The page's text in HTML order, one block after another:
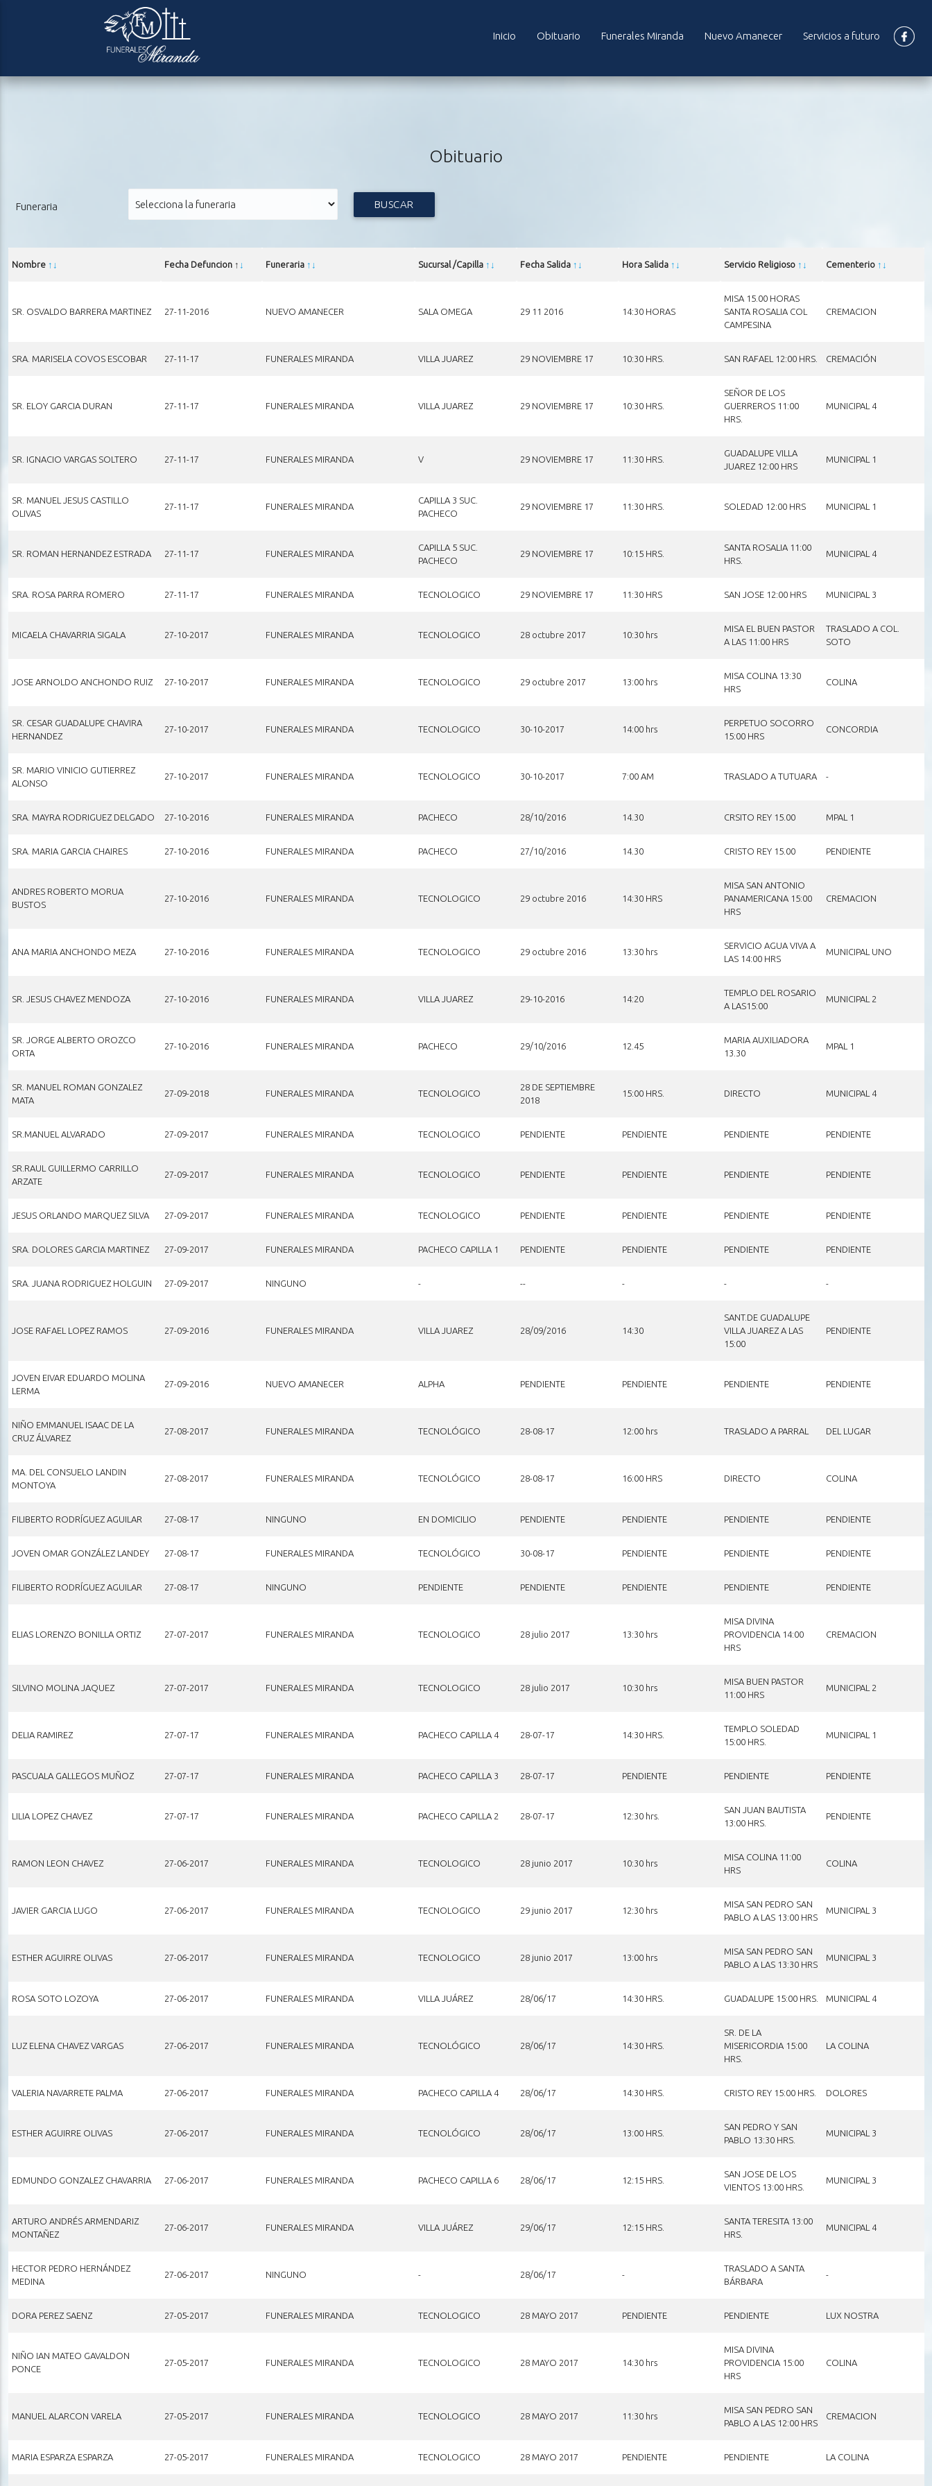
Inicio Obituario Funerales Miranda Nuevo Amanecer Servicios a futuro
Obituario
Funeraria BUSCAR
Nombre ↑ ↓ Fecha Defuncion ↑ ↓ Funeraria ↑ ↓ Sucursal /Capilla ↑ ↓ Fecha Salida ↑ ↓ Hora Salida ↑ ↓ Servicio Religioso ↑ ↓ Cementerio ↑ ↓
SR. OSVALDO BARRERA MARTINEZ 27-11-2016 NUEVO AMANECER SALA OMEGA 29 11 2016 14:30 HORAS
MISA 15.00 HORAS
SANTA ROSALIA COL
CAMPESINA
CREMACION
SRA. MARISELA COVOS ESCOBAR 27-11-17 FUNERALES MIRANDA VILLA JUAREZ 29 NOVIEMBRE 17 10:30 HRS. SAN RAFAEL 12:00 HRS. CREMACIÓN
SR. ELOY GARCIA DURAN 27-11-17 FUNERALES MIRANDA VILLA JUAREZ 29 NOVIEMBRE 17 10:30 HRS.
SEÑOR DE LOS
GUERREROS 11:00
HRS.
MUNICIPAL 4
SR. IGNACIO VARGAS SOLTERO 27-11-17 FUNERALES MIRANDA V 29 NOVIEMBRE 17 11:30 HRS.
GUADALUPE VILLA
JUAREZ 12:00 HRS
MUNICIPAL 1
SR. MANUEL JESUS CASTILLO
OLIVAS
27-11-17 FUNERALES MIRANDA
CAPILLA 3 SUC.
PACHECO
29 NOVIEMBRE 17 11:30 HRS. SOLEDAD 12:00 HRS MUNICIPAL 1
SR. ROMAN HERNANDEZ ESTRADA 27-11-17 FUNERALES MIRANDA
CAPILLA 5 SUC.
PACHECO
29 NOVIEMBRE 17 10:15 HRS.
SANTA ROSALIA 11:00
HRS.
MUNICIPAL 4
SRA. ROSA PARRA ROMERO 27-11-17 FUNERALES MIRANDA TECNOLOGICO 29 NOVIEMBRE 17 11:30 HRS SAN JOSE 12:00 HRS MUNICIPAL 3
MICAELA CHAVARRIA SIGALA 27-10-2017 FUNERALES MIRANDA TECNOLOGICO 28 octubre 2017 10:30 hrs
MISA EL BUEN PASTOR
A LAS 11:00 HRS
TRASLADO A COL.
SOTO
JOSE ARNOLDO ANCHONDO RUIZ 27-10-2017 FUNERALES MIRANDA TECNOLOGICO 29 octubre 2017 13:00 hrs
MISA COLINA 13:30
HRS
COLINA
SR. CESAR GUADALUPE CHAVIRA
HERNANDEZ
27-10-2017 FUNERALES MIRANDA TECNOLOGICO 30-10-2017 14:00 hrs
PERPETUO SOCORRO
15:00 HRS
CONCORDIA
SR. MARIO VINICIO GUTIERREZ
ALONSO
27-10-2017 FUNERALES MIRANDA TECNOLOGICO 30-10-2017 7:00 AM TRASLADO A TUTUARA -
SRA. MAYRA RODRIGUEZ DELGADO 27-10-2016 FUNERALES MIRANDA PACHECO 28/10/2016 14.30 CRSITO REY 15.00 MPAL 1
SRA. MARIA GARCIA CHAIRES 27-10-2016 FUNERALES MIRANDA PACHECO 27/10/2016 14.30 CRISTO REY 15.00 PENDIENTE
ANDRES ROBERTO MORUA
BUSTOS
27-10-2016 FUNERALES MIRANDA TECNOLOGICO 29 octubre 2016 14:30 HRS
MISA SAN ANTONIO
PANAMERICANA 15:00
HRS
CREMACION
ANA MARIA ANCHONDO MEZA 27-10-2016 FUNERALES MIRANDA TECNOLOGICO 29 octubre 2016 13:30 hrs
SERVICIO AGUA VIVA A
LAS 14:00 HRS
MUNICIPAL UNO
SR. JESUS CHAVEZ MENDOZA 27-10-2016 FUNERALES MIRANDA VILLA JUAREZ 29-10-2016 14:20
TEMPLO DEL ROSARIO
A LAS15:00
MUNICIPAL 2
SR. JORGE ALBERTO OROZCO
ORTA
27-10-2016 FUNERALES MIRANDA PACHECO 29/10/2016 12.45
MARIA AUXILIADORA
13.30
MPAL 1
SR. MANUEL ROMAN GONZALEZ
MATA
27-09-2018 FUNERALES MIRANDA TECNOLOGICO
28 DE SEPTIEMBRE
2018
15:00 HRS. DIRECTO MUNICIPAL 4
SR.MANUEL ALVARADO 27-09-2017 FUNERALES MIRANDA TECNOLOGICO PENDIENTE PENDIENTE PENDIENTE PENDIENTE
SR.RAUL GUILLERMO CARRILLO
ARZATE
27-09-2017 FUNERALES MIRANDA TECNOLOGICO PENDIENTE PENDIENTE PENDIENTE PENDIENTE
JESUS ORLANDO MARQUEZ SILVA 27-09-2017 FUNERALES MIRANDA TECNOLOGICO PENDIENTE PENDIENTE PENDIENTE PENDIENTE
SRA. DOLORES GARCIA MARTINEZ 27-09-2017 FUNERALES MIRANDA PACHECO CAPILLA 1 PENDIENTE PENDIENTE PENDIENTE PENDIENTE
SRA. JUANA RODRIGUEZ HOLGUIN 27-09-2017 NINGUNO - -- - - -
JOSE RAFAEL LOPEZ RAMOS 27-09-2016 FUNERALES MIRANDA VILLA JUAREZ 28/09/2016 14:30
SANT.DE GUADALUPE
VILLA JUAREZ A LAS
15:00
PENDIENTE
JOVEN EIVAR EDUARDO MOLINA
LERMA
27-09-2016 NUEVO AMANECER ALPHA PENDIENTE PENDIENTE PENDIENTE PENDIENTE
NIÑO EMMANUEL ISAAC DE LA
CRUZ ÁLVAREZ
27-08-2017 FUNERALES MIRANDA TECNOLÓGICO 28-08-17 12:00 hrs TRASLADO A PARRAL DEL LUGAR
MA. DEL CONSUELO LANDIN
MONTOYA
27-08-2017 FUNERALES MIRANDA TECNOLÓGICO 28-08-17 16:00 HRS DIRECTO COLINA
FILIBERTO RODRÍGUEZ AGUILAR 27-08-17 NINGUNO EN DOMICILIO PENDIENTE PENDIENTE PENDIENTE PENDIENTE
JOVEN OMAR GONZÁLEZ LANDEY 27-08-17 FUNERALES MIRANDA TECNOLÓGICO 30-08-17 PENDIENTE PENDIENTE PENDIENTE
FILIBERTO RODRÍGUEZ AGUILAR 27-08-17 NINGUNO PENDIENTE PENDIENTE PENDIENTE PENDIENTE PENDIENTE
ELIAS LORENZO BONILLA ORTIZ 27-07-2017 FUNERALES MIRANDA TECNOLOGICO 28 julio 2017 13:30 hrs
MISA DIVINA
PROVIDENCIA 14:00
HRS
CREMACION
SILVINO MOLINA JAQUEZ 27-07-2017 FUNERALES MIRANDA TECNOLOGICO 28 julio 2017 10:30 hrs
MISA BUEN PASTOR
11:00 HRS
MUNICIPAL 2
DELIA RAMIREZ 27-07-17 FUNERALES MIRANDA PACHECO CAPILLA 4 28-07-17 14:30 HRS.
TEMPLO SOLEDAD
15:00 HRS.
MUNICIPAL 1
PASCUALA GALLEGOS MUÑOZ 27-07-17 FUNERALES MIRANDA PACHECO CAPILLA 3 28-07-17 PENDIENTE PENDIENTE PENDIENTE
LILIA LOPEZ CHAVEZ 27-07-17 FUNERALES MIRANDA PACHECO CAPILLA 2 28-07-17 12:30 hrs.
SAN JUAN BAUTISTA
13:00 HRS.
PENDIENTE
RAMON LEON CHAVEZ 27-06-2017 FUNERALES MIRANDA TECNOLOGICO 28 junio 2017 10:30 hrs
MISA COLINA 11:00
HRS
COLINA
JAVIER GARCIA LUGO 27-06-2017 FUNERALES MIRANDA TECNOLOGICO 29 junio 2017 12:30 hrs
MISA SAN PEDRO SAN
PABLO A LAS 13:00 HRS
MUNICIPAL 3
ESTHER AGUIRRE OLIVAS 27-06-2017 FUNERALES MIRANDA TECNOLOGICO 28 junio 2017 13:00 hrs
MISA SAN PEDRO SAN
PABLO A LAS 13:30 HRS
MUNICIPAL 3
ROSA SOTO LOZOYA 27-06-2017 FUNERALES MIRANDA VILLA JUÁREZ 28/06/17 14:30 HRS. GUADALUPE 15:00 HRS. MUNICIPAL 4
LUZ ELENA CHAVEZ VARGAS 27-06-2017 FUNERALES MIRANDA TECNOLÓGICO 28/06/17 14:30 HRS.
SR. DE LA
MISERICORDIA 15:00
HRS.
LA COLINA
VALERIA NAVARRETE PALMA 27-06-2017 FUNERALES MIRANDA PACHECO CAPILLA 4 28/06/17 14:30 HRS. CRISTO REY 15:00 HRS. DOLORES
ESTHER AGUIRRE OLIVAS 27-06-2017 FUNERALES MIRANDA TECNOLÓGICO 28/06/17 13:00 HRS.
SAN PEDRO Y SAN
PABLO 13:30 HRS.
MUNICIPAL 3
EDMUNDO GONZALEZ CHAVARRIA 27-06-2017 FUNERALES MIRANDA PACHECO CAPILLA 6 28/06/17 12:15 HRS.
SAN JOSE DE LOS
VIENTOS 13:00 HRS.
MUNICIPAL 3
ARTURO ANDRÉS ARMENDARIZ
MONTAÑEZ
27-06-2017 FUNERALES MIRANDA VILLA JUÁREZ 29/06/17 12:15 HRS.
SANTA TERESITA 13:00
HRS.
MUNICIPAL 4
HECTOR PEDRO HERNÁNDEZ
MEDINA
27-06-2017 NINGUNO - 28/06/17 -
TRASLADO A SANTA
BÁRBARA
-
DORA PEREZ SAENZ 27-05-2017 FUNERALES MIRANDA TECNOLOGICO 28 MAYO 2017 PENDIENTE PENDIENTE LUX NOSTRA
NIÑO IAN MATEO GAVALDON
PONCE
27-05-2017 FUNERALES MIRANDA TECNOLOGICO 28 MAYO 2017 14:30 hrs
MISA DIVINA
PROVIDENCIA 15:00
HRS
COLINA
MANUEL ALARCON VARELA 27-05-2017 FUNERALES MIRANDA TECNOLOGICO 28 MAYO 2017 11:30 hrs
MISA SAN PEDRO SAN
PABLO A LAS 12:00 HRS
CREMACION
MARIA ESPARZA ESPARZA 27-05-2017 FUNERALES MIRANDA TECNOLOGICO 28 MAYO 2017 PENDIENTE PENDIENTE LA COLINA